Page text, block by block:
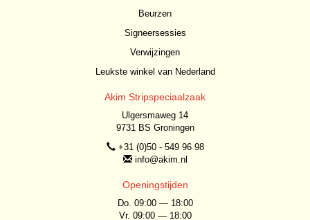
Beurzen
Signeersessies
Verwijzingen
Leukste winkel van Nederland
Akim Stripspeciaalzaak
Ulgersmaweg 14
9731 BS Groningen
+31 (0)50 - 549 96 98
info@akim.nl
Openingstijden
Do. 09:00 — 18:00
Vr. 09:00 — 18:00